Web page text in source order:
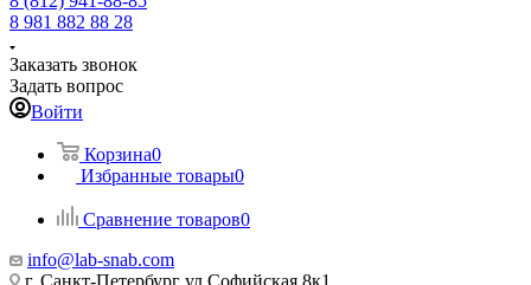
8 981 882 88 28
Заказать звонок
Задать вопрос
Войти
Корзина0
Избранные товары0
Сравнение товаров0
info@lab-snab.com
г. Санкт-Петербург ул.Софийская 8к1